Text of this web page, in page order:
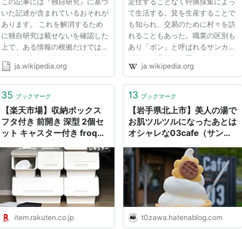
いた記述が含まれているおそれが
あります。 これを解消するため
に独自研究は載せないを確認した
上で、ある情報の根拠だけではな
く解釈、評価、分析、総合の根拠
となる出典を示してください（テ
れるものの多くは、かれらが公文
ja.wikipedia.org
て生活する。箕を生産することで
も知られ、交易のために村々を訪
れることもあった。職業の区別も
あり「ポン」と呼ばれるサンカは
川漁、副業的な位置として竹細工
などをしていた[1]。また「ミナオ
は箕、かたわらささら、箒の製
ja.wikipedia.org
35 ブックマーク
【楽天市場】収納ボックス
フタ付き 前開き 深型 2個セ
ット キャスター付き froq
もちゃ箱 ふた付き ランドリ
ー収納 おもちゃ収納 隠す収
納 サンカ SANKA 【送料無
料】：くらしのｅショップ
item.rakuten.co.jp
13 ブックマーク
【岩手県北上市】美人の湯で
お肌ツルツルになったあとは
オシャレな03cafe（サンカ
t0zawa.hatenablog.com